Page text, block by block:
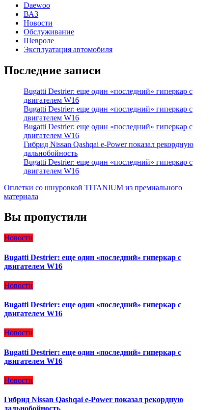
Daewoo
ВАЗ
Новости
Обслуживание
Шевроле
Эксплуатация автомобиля
Последние записи
Bugatti Destrier: еще один «последний» гиперкар с
двигателем W16
Bugatti Destrier: еще один «последний» гиперкар с
двигателем W16
Bugatti Destrier: еще один «последний» гиперкар с
двигателем W16
Гибрид Nissan Qashqai e-Power показал рекордную
дальнобойность
Bugatti Destrier: еще один «последний» гиперкар с
двигателем W16
Оплетки со шнуровкой TITANIUM из премиального
материала
Вы пропустили
Новости
Bugatti Destrier: еще один «последний» гиперкар с
двигателем W16
Новости
Bugatti Destrier: еще один «последний» гиперкар с
двигателем W16
Новости
Bugatti Destrier: еще один «последний» гиперкар с
двигателем W16
Новости
Гибрид Nissan Qashqai e-Power показал рекордную